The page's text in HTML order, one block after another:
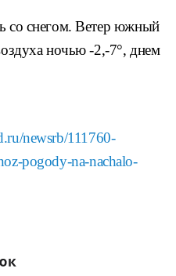
со снегом. Ветер южный
ночью -2,-7°, днем
newsrb/111760-
pogody-na-nachalo-